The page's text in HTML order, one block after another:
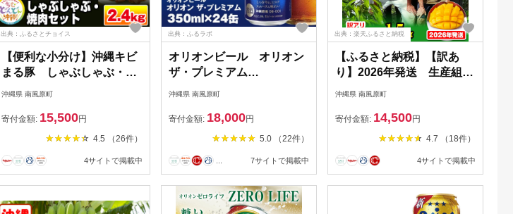
出典：ふるさとチョイス
【便利な小分け】沖縄キビ
まる豚 しゃぶしゃぶ・焼
肉セット（2.4kg・
沖縄県 南風原町
寄付金額: 15,500円
4.5 （26件）
4サイトで掲載中
出典：ふるラボ
オリオンビール オリオン
ザ・プレミアム
（350ml×24缶）
沖縄県 南風原町
寄付金額: 18,000円
5.0 （22件）
7サイトで掲載中
出典：楽天ふるさと納税
【ふるさと納税】【訳あ
り】2026年発送 生産組合
から直送 神里マンゴー
沖縄県 南風原町
寄付金額: 14,500円
4.7 （18件）
4サイトで掲載中